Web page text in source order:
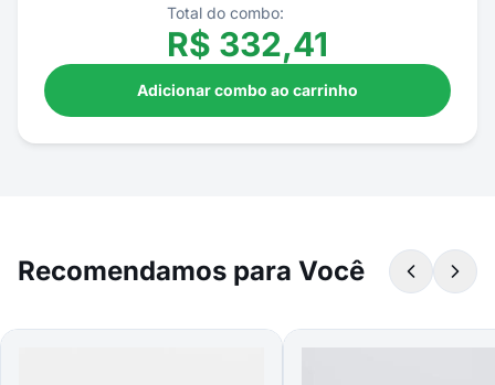
Total do combo:
R$ 332,41
Adicionar combo ao carrinho
Recomendamos para Você